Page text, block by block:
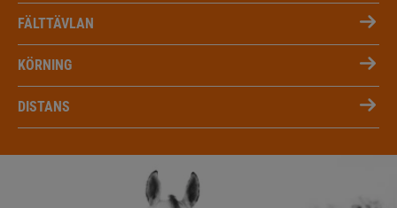
FÄLTTÄVLAN
KÖRNING
DISTANS